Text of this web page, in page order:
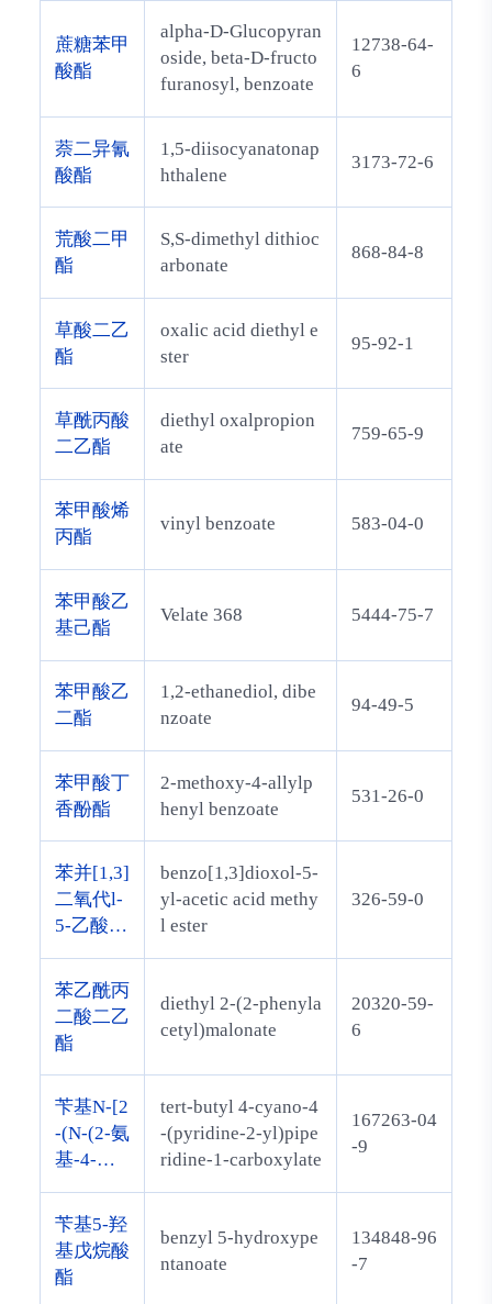
蔗糖苯甲
酸酯
alpha-D-Glucopyran
oside, beta-D-fructo
furanosyl, benzoate
12738-64-
6
萘二异氰
酸酯
1,5-diisocyanatonap
hthalene
3173-72-6
荒酸二甲
酯
S,S-dimethyl dithioc
arbonate
868-84-8
草酸二乙
酯
oxalic acid diethyl e
ster
95-92-1
草酰丙酸
二乙酯
diethyl oxalpropion
ate
759-65-9
苯甲酸烯
丙酯
vinyl benzoate 583-04-0
苯甲酸乙
基己酯
Velate 368 5444-75-7
苯甲酸乙
二酯
1,2-ethanediol, dibe
nzoate
94-49-5
苯甲酸丁
香酚酯
2-methoxy-4-allylp
henyl benzoate
531-26-0
苯并[1,3]
二氧代l-
5-乙酸甲
benzo[1,3]dioxol-5-
yl-acetic acid methy
l ester
326-59-0
苯乙酰丙
二酸二乙
酯
diethyl 2-(2-phenyla
cetyl)malonate
20320-59-
6
苄基N-[2
-(N-(2-氨
基-4-甲
基)苯胺
基)-2-氧
代-乙基]
氨基甲酸
tert-butyl 4-cyano-4
-(pyridine-2-yl)pipe
ridine-1-carboxylate
167263-04
-9
苄基5-羟
基戊烷酸
酯
benzyl 5-hydroxype
ntanoate
134848-96
-7